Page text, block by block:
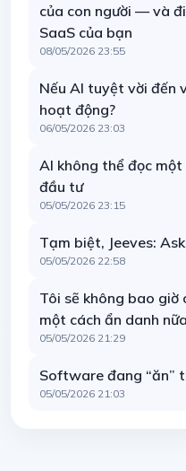
của con người — và
SaaS của bạn
08/05/2026 23:55
Nếu AI tuyệt vời đến
hoạt động?
06/05/2026 23:03
AI không thể đọc
đầu tư
05/05/2026 23:15
Tạm biệt, Jeeves:
05/05/2026 22:58
Tôi sẽ không bao giờ
một cách ẩn danh nữa
05/05/2026 21:29
Software đang “ăn”
05/05/2026 21:03